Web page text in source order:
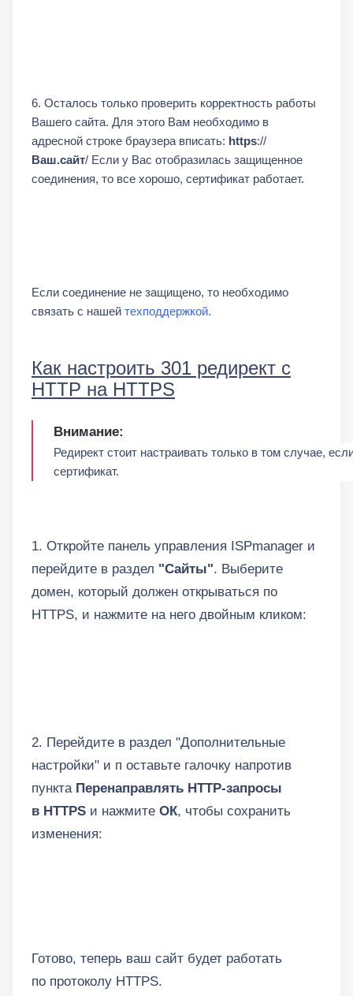
6. Осталось только проверить корректность работы
Вашего сайта. Для этого Вам необходимо в
адресной строке браузера вписать: https://
Ваш.сайт/ Если у Вас отобразилась защищенное
соединения, то все хорошо, сертификат работает.
Если соединение не защищено, то необходимо
связать с нашей техподдержкой.
Как настроить 301 редирект с
HTTP на HTTPS
Внимание:
Редирект стоит настраивать только в том случае,
сертификат.
1. Откройте панель управления ISPmanager и
перейдите в раздел "Сайты". Выберите
домен, который должен открываться по
HTTPS, и нажмите на него двойным кликом:
2. Перейдите в раздел "Дополнительные
настройки" и п оставьте галочку напротив
пункта Перенаправлять HTTP-запросы
в HTTPS и нажмите ОК, чтобы сохранить
изменения:
Готово, теперь ваш сайт будет работать
по протоколу HTTPS.